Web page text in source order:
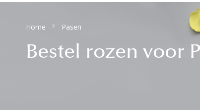
Bestel rozen voor
Home Pasen